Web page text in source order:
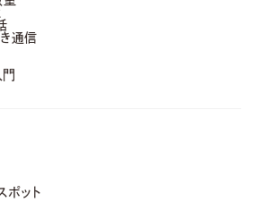
通信
ポット